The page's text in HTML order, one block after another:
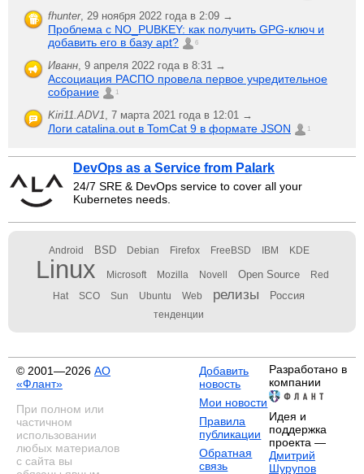
fhunter, 29 ноября 2022 года в 2:09 →
Проблема с NO_PUBKEY: как получить GPG-ключ и
добавить его в базу apt?
6
Иванн, 9 апреля 2022 года в 8:31 →
Ассоциация РАСПО провела первое учредительное
собрание
1
Kiri11.ADV1, 7 марта 2021 года в 12:01 →
Логи catalina.out в TomCat 9 в формате JSON 1
DevOps as a Service from Palark
24/7 SRE & DevOps service to cover all your
Kubernetes needs.
Android BSD Debian Firefox FreeBSD IBM KDE
Linux Microsoft Mozilla Novell Open Source Red
Hat SCO Sun Ubuntu Web релизы Россия
тенденции
© 2001—2026 АО
«Флант»
При полном или
частичном
использовании
любых материалов
с сайта вы
Добавить
новость
Мои новости
Правила
публикации
Обратная
связь
Разработано в
компании
Идея и
поддержка
проекта —
Дмитрий
Шурупов